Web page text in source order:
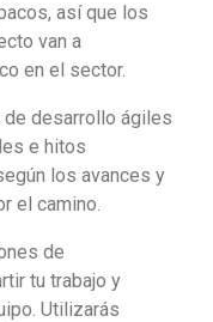
así que los
van a
en el sector.
desarrollo ágiles
e hitos
los avances y
el camino.
de
tu trabajo y
Utilizarás